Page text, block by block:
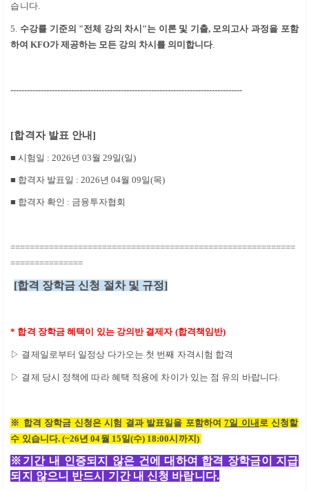
습니다.
5. 수강률 기준의 "전체 강의 차시"는 이론 및 기출, 모의고사 과정을 포함
하여 KFO가 제공하는 모든 강의 차시를 의미합니다.
------------------------------------------------------------------------------------
[합격자 발표 안내]
■ 시험일 : 2026년 03월 29일(일)
■ 합격자 발표일 : 2026년 04월 09일(목)
■ 합격자 확인 : 금융투자협회
===========================================================
===============
[합격 장학금 신청 절차 및 규정]
* 합격 장학금 혜택이 있는 강의반 결제자 (합격책임반)
▷ 결제일로부터 일정상 다가오는 첫 번째 자격시험 합격
▷ 결제 당시 정책에 따라 혜택 적용에 차이가 있는 점 유의 바랍니다.
※ 합격 장학금 신청은 시험 결과 발표일을 포함하여7일 이내 로 신청할
수 있습니다. (~26년 04월 15일(수) 18:00시까지 )
※ 기간 내 인증되지 않은 건에 대하여 합격 장학금이 지급
되지 않으니 반드시 기간 내 신청 바랍니다.